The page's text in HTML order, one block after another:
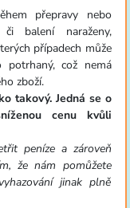
přepravy nebo
balení naraženy,
případech může
což nemá
zboží.
takový. Jedná se o
cenu kvůli
peníze a zároveň
že nám pomůžete
jinak plně